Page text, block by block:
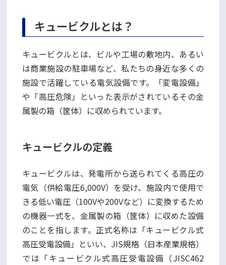
キュービクルとは？
キュービクルとは、ビルや工場の敷地内、あるい
は商業施設の駐車場など、私たちの身近な多くの
施設で活躍している電気設備です。「変電設備」
や「高圧危険」といった表示がされているその金
属製の箱（筐体）に収められています。
キュービクルの定義
キュービクルは、発電所から送られてくる高圧の
電気（供給電圧6,000V）を受け、施設内で使用で
きる低い電圧（100Vや200Vなど）に変換するため
の機器一式を、金属製の箱（筐体）に収めた設備
のことを指します。正式名称は「キュービクル式
高圧受電設備」といい、JIS規格（日本産業規格）
では「キュービクル式高圧受電設備（JISC462